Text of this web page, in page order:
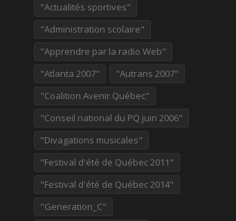
"Actualités sportives"
"Administration scolaire"
"Apprendre par la radio Web"
"Atlanta 2007"
"Autrans 2007"
"Coalition Avenir Québec"
"Conseil national du PQ juin 2006"
"Divagations musicales"
"Festival d'été de Québec 2011"
"Festival d'été de Québec 2014"
"Generation_C"